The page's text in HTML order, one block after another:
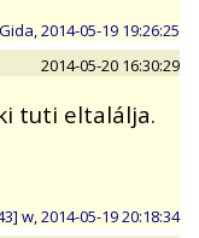
2014-05-19 19:26:25
2014-05-20 16:30:29
tuti eltalálja.
w, 2014-05-19 20:18:34